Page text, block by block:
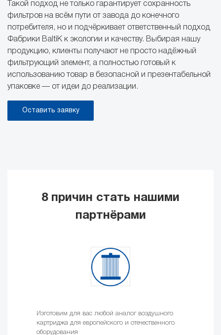
Такой подход не только гарантирует сохранность
фильтров на всём пути от завода до конечного
потребителя, но и подчёркивает ответственный подход
Фабрики BaltiK к экологии и качеству. Выбирая нашу
продукцию, клиенты получают не просто надёжный
фильтрующий элемент, а полностью готовый к
использованию товар в безопасной и презентабельной
упаковке — от идеи до реализации.
Оставить заявку
8 причин стать нашими
партнёрами
Изготовим для вас любой аналог воздушного
картриджа для европейского и отечественного
оборудования